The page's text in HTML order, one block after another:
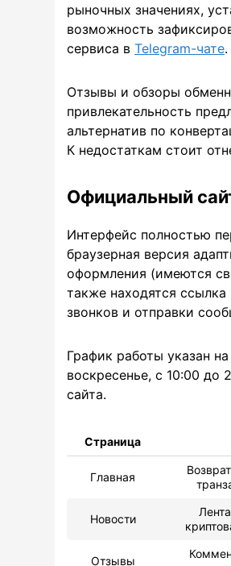
рыночных значениях,
возможность
сервиса в Telegram-чате.
Отзывы и обзоры
привлекательность
альтернатив по
К недостаткам стоит
Официальный
Интерфейс полностью
браузерная версия
оформления (имеются
также находятся ссылка
звонков и отправки
График работы указан
воскресенье, с 10:00
сайта.
Страница
Главная
Новости
Отзывы